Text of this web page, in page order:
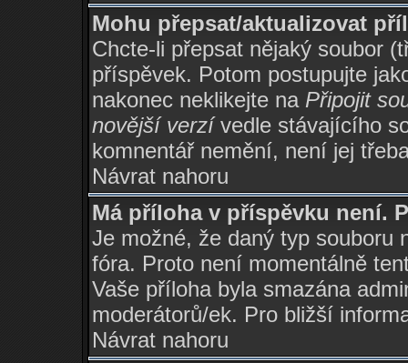
Mohu přepsat/aktualizovat
Chcte-li přepsat nějaký soubor
příspěvek. Potom postupujte
nakonec neklikejte na Připojit
novější verzívedle stávajícího
komnentář nemění, není jej
Návrat nahoru
Má příloha v příspěvku není.
Je možné, že daný typ souboru
fóra. Proto není momentálně
Vaše příloha byla smazána
moderátorů/ek. Pro bližší
Návrat nahoru